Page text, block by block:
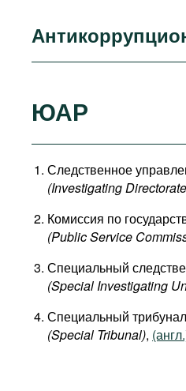
ЮАР
Следственное
(Investigating
Комиссия по
(Public Service
Специальный
(Special Investigating
Специальный трибунал
(Special Tribunal),